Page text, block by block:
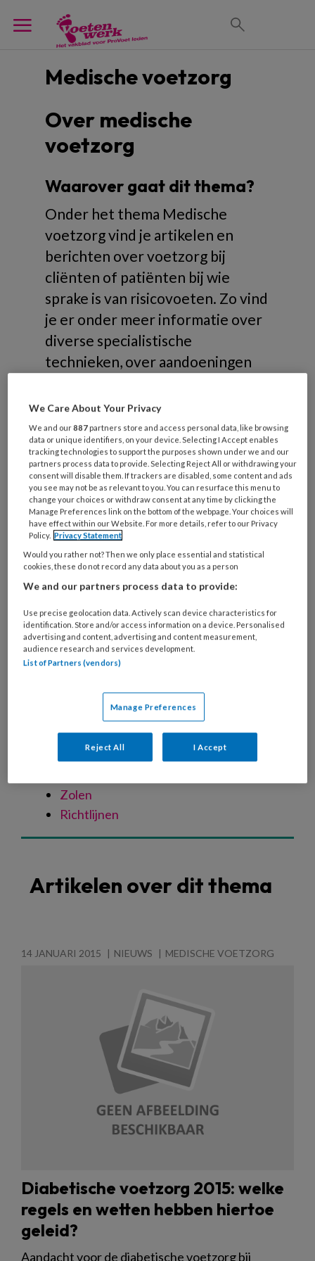
Medische voetzorg
Over medische
voetzorg
Waarover gaat dit thema?
Onder het thema Medische
voetzorg vind je artikelen en
berichten over voetzorg bij
cliënten of patiënten bij wie
sprake is van risicovoeten. Zo vind
je er onder meer informatie over
diverse specialistische
technieken, over aandoeningen
risicovoeten of samenwerking in
de zorg.
Onderwerpen
Risicovoeten
Oncologische voet
Spastische voet
Oudere voet
Specialistische technieken
Nagelreparatie
Nagelregulatie
Orthese
Zolen
Richtlijnen
Artikelen over dit thema
14 JANUARI 2015 NIEUWS MEDISCHE VOETZORG
Diabetische voetzorg 2015: welke
regels en wetten hebben hiertoe
geleid?
Aandacht voor de diabetische voetzorg bij
We Care About Your Privacy
We and our887 partners store and access personal data, like browsing
data or unique identifiers, on your device. Selecting I Accept enables
tracking technologies to support the purposes shown under we and our
partners process data to provide. Selecting Reject All or withdrawing your
consent will disable them. If trackers are disabled, some content and ads
you see may not be as relevant to you. You can resurface this menu to
change your choices or withdraw consent at any time by clicking the
Manage Preferences link on the bottom of the webpage. Your choices will
have effect within our Website. For more details, refer to our Privacy
Policy. Privacy Statement
Would you rather not? Then we only place essential and statistical
cookies, these do not record any data about you as a person
We and our partners process data to provide:
Use precise geolocation data. Actively scan device characteristics for
identification. Store and/or access information on a device. Personalised
advertising and content, advertising and content measurement,
audience research and services development.
List of Partners (vendors)
Manage Preferences
Reject All I Accept